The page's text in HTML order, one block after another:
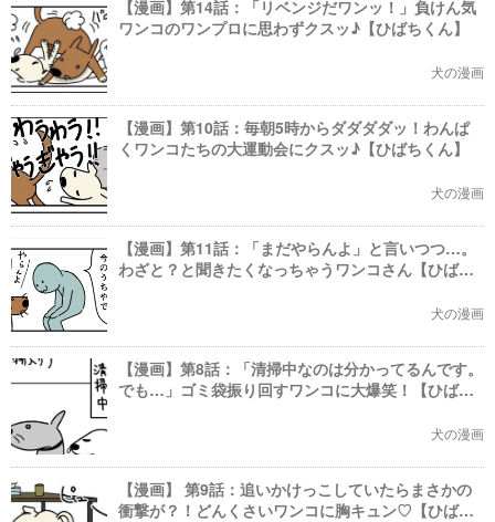
【漫画】第14話：「リベンジだワンッ！」負けん気
ワンコのワンプロに思わずクスッ♪【ひばちくん】
犬の漫画
【漫画】第10話：毎朝5時からダダダダッ！わんぱ
くワンコたちの大運動会にクスッ♪【ひばちくん】
犬の漫画
【漫画】第11話：「まだやらんよ」と言いつつ…。
わざと？と聞きたくなっちゃうワンコさん【ひばち
犬の漫画
【漫画】第8話：「清掃中なのは分かってるんです。
でも…」ゴミ袋振り回すワンコに大爆笑！【ひばち
犬の漫画
【漫画】 第9話：追いかけっこしていたらまさかの
衝撃が？！どんくさいワンコに胸キュン♡【ひばち